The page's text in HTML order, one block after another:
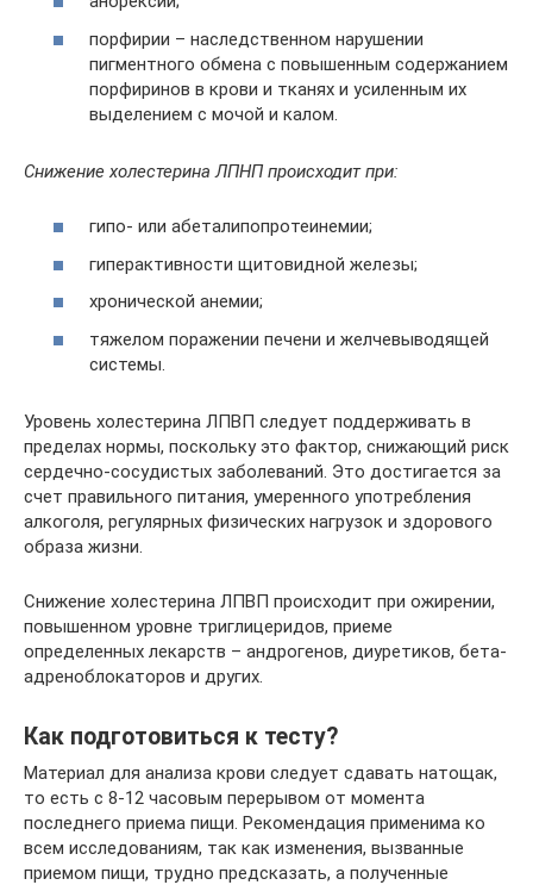
порфирии – наследственном нарушении
пигментного обмена с повышенным содержанием
порфиринов в крови и тканях и усиленным их
выделением с мочой и калом.
Снижение холестерина ЛПНП происходит при:
гипо- или абеталипопротеинемии;
гиперактивности щитовидной железы;
хронической анемии;
тяжелом поражении печени и желчевыводящей
системы.
Уровень холестерина ЛПВП следует поддерживать в
пределах нормы, поскольку это фактор, снижающий риск
сердечно-сосудистых заболеваний. Это достигается за
счет правильного питания, умеренного употребления
алкоголя, регулярных физических нагрузок и здорового
образа жизни.
Снижение холестерина ЛПВП происходит при ожирении,
повышенном уровне триглицеридов, приеме
определенных лекарств – андрогенов, диуретиков, бета-
адреноблокаторов и других.
Как подготовиться к тесту?
Материал для анализа крови следует сдавать натощак,
то есть с 8-12 часовым перерывом от момента
последнего приема пищи. Рекомендация применима ко
всем исследованиям, так как изменения, вызванные
приемом пищи, трудно предсказать, а полученные